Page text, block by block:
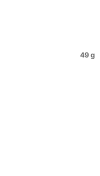
49 g